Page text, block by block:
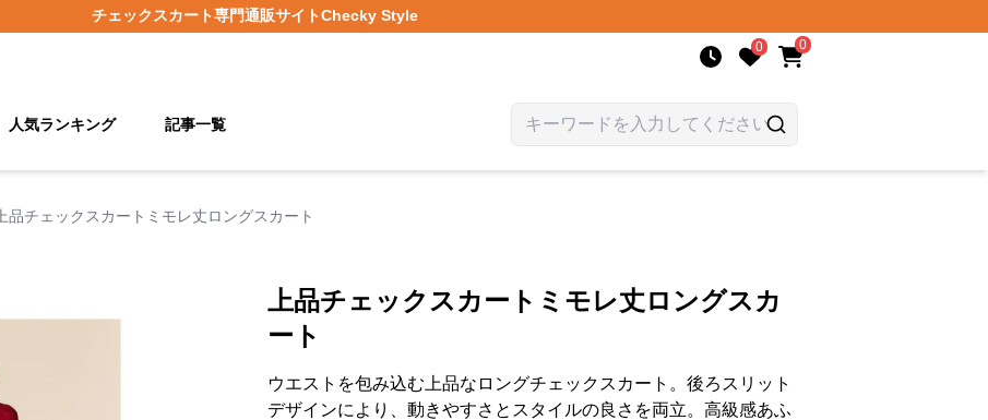
チェックスカート専門通販サイトChecky Style
0 0
人気ランキング 記事一覧
上品チェックスカートミモレ丈ロングスカート
上品チェックスカートミモレ丈ロングスカ
ート
ウエストを包み込む上品なロングチェックスカート。後ろスリット
デザインにより、動きやすさとスタイルの良さを両立。高級感あふ